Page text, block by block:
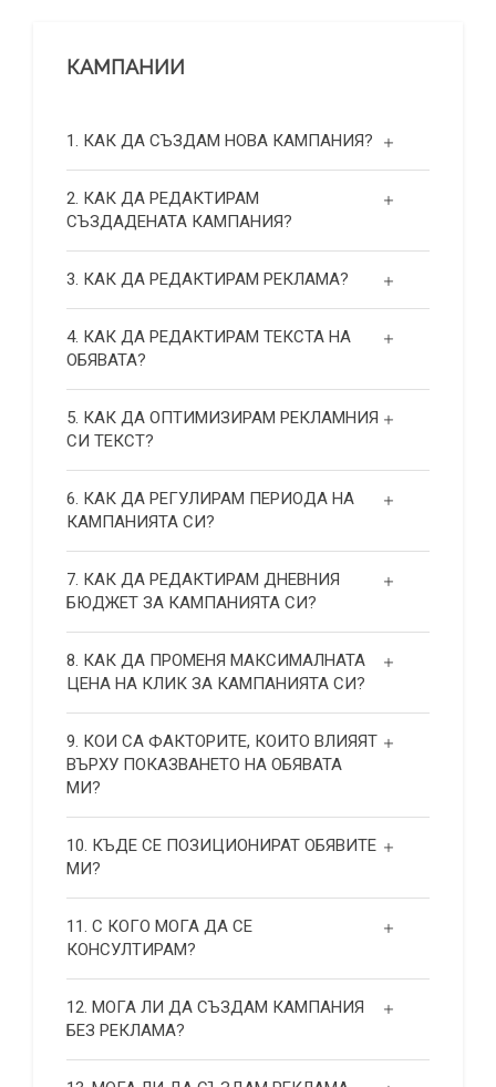
КАМПАНИИ
1. КАК ДА СЪЗДАМ НОВА КАМПАНИЯ?
2. КАК ДА РЕДАКТИРАМ
СЪЗДАДЕНАТА КАМПАНИЯ?
3. КАК ДА РЕДАКТИРАМ РЕКЛАМА?
4. КАК ДА РЕДАКТИРАМ ТЕКСТА НА
ОБЯВАТА?
5. КАК ДА ОПТИМИЗИРАМ РЕКЛАМНИЯ
СИ ТЕКСТ?
6. КАК ДА РЕГУЛИРАМ ПЕРИОДА НА
КАМПАНИЯТА СИ?
7. КАК ДА РЕДАКТИРАМ ДНЕВНИЯ
БЮДЖЕТ ЗА КАМПАНИЯТА СИ?
8. КАК ДА ПРОМЕНЯ МАКСИМАЛНАТА
ЦЕНА НА КЛИК ЗА КАМПАНИЯТА СИ?
9. КОИ СА ФАКТОРИТЕ, КОИТО ВЛИЯЯТ
ВЪРХУ ПОКАЗВАНЕТО НА ОБЯВАТА
МИ?
10. КЪДЕ СЕ ПОЗИЦИОНИРАТ ОБЯВИТЕ
МИ?
11. С КОГО МОГА ДА СЕ
КОНСУЛТИРАМ?
12. МОГА ЛИ ДА СЪЗДАМ КАМПАНИЯ
БЕЗ РЕКЛАМА?